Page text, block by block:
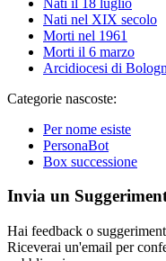
Nati nel XIX secolo
Morti nel 1961
Morti il 6 marzo
Arcidiocesi di
Categorie nascoste:
Per nome esiste
PersonaBot
Box successione
Invia un
Hai feedback o
Riceverai un'email per